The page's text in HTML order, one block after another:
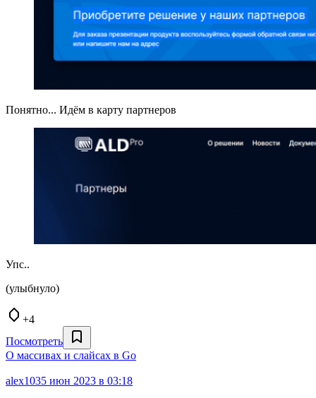
Понятно... Идём в карту партнеров
Упс..
(улыбнуло)
+4
Посмотреть
О массивах и слайсах в Go
alex1035 июн 2023 в 03:18